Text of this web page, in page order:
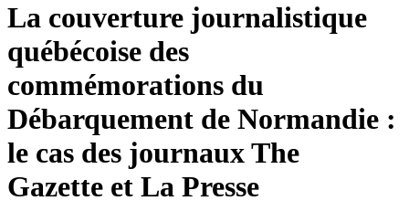
La couverture journalistique
québécoise des
commémorations du
Débarquement de Normandie :
le cas des journaux The
Gazette et La Presse